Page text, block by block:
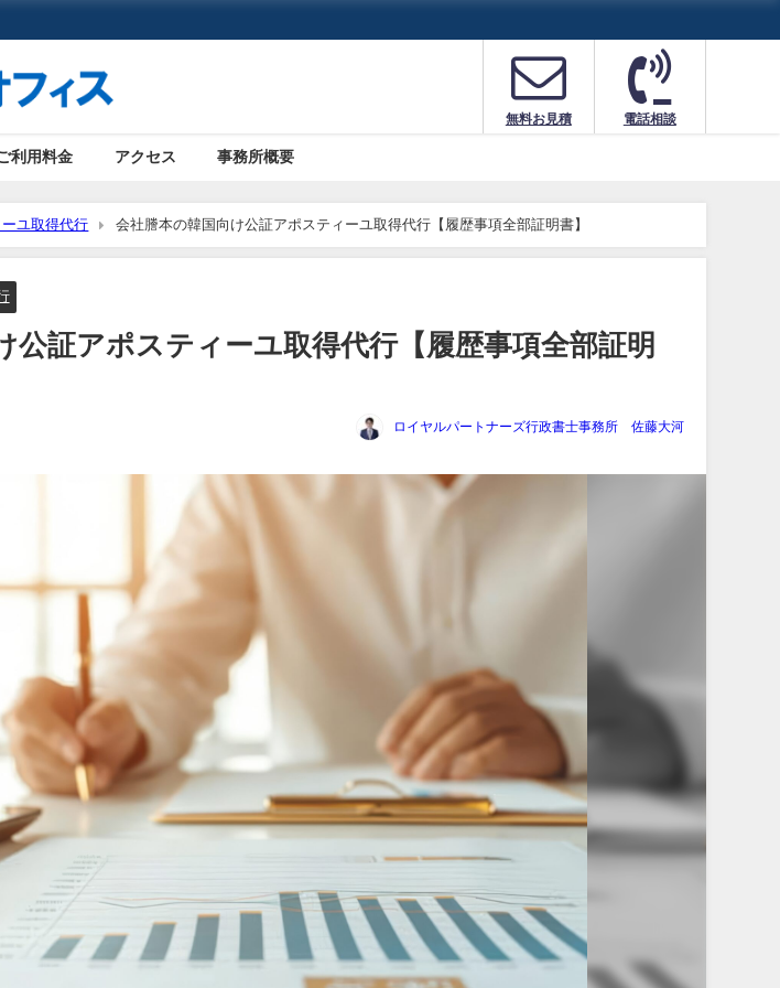
無料お見積 電話相談
利用料金 アクセス 事務所概要
ユ取得代行 会社謄本の韓国向け公証アポスティーユ取得代行【履歴事項全部証明書】
公証アポスティーユ取得代行【履歴事項全部証明
ロイヤルパートナーズ行政書士事務所 佐藤大河